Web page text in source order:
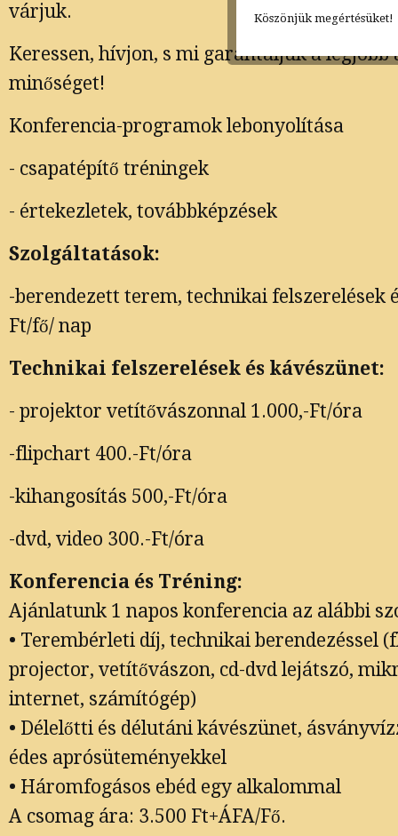
várjuk.
Keressen, hívjon, s mi garantáljuk a legjobb
minőséget!
Konferencia-programok lebonyolítása
- csapatépítő tréningek
- értekezletek, továbbképzések
Szolgáltatások:
-berendezett terem, technikai felszerelések
Ft/fő/ nap
Technikai felszerelések és kávészünet:
- projektor vetítővászonnal 1.000,-Ft/óra
-flipchart 400.-Ft/óra
-kihangosítás 500,-Ft/óra
-dvd, video 300.-Ft/óra
Konferencia és Tréning:
Ajánlatunk 1 napos konferencia az alábbi
• Terembérleti díj, technikai berendezéssel
projector, vetítővászon, cd-dvd lejátszó,
internet, számítógép)
• Délelőtti és délutáni kávészünet,
édes aprósüteményekkel
• Háromfogásos ebéd egy alkalommal
A csomag ára: 3.500 Ft+ÁFA/Fő.
Köszönjük megértésüket!